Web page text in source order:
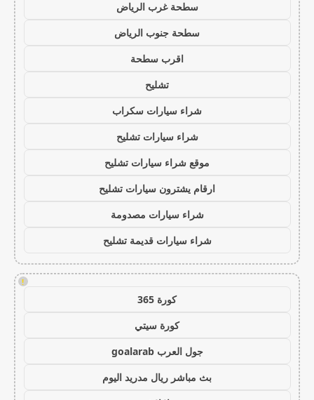
سطحة غرب الرياض
سطحة جنوب الرياض
اقرب سطحة
تشليح
شراء سيارات سكراب
شراء سيارات تشليح
موقع شراء سيارات تشليح
ارقام يشترون سيارات تشليح
شراء سيارات مصدومة
شراء سيارات قديمة تشليح
!
كورة 365
كورة سيتي
جول العرب goalarab
بث مباشر ريال مدريد اليوم